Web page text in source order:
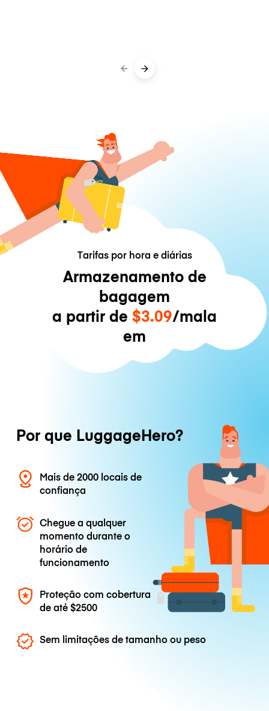
Tarifas por hora e diárias
Armazenamento de
bagagem
a partir de $3.09/mala
em
Por que LuggageHero?
Mais de 2000 locais de
confiança
Chegue a qualquer
momento durante o
horário de
funcionamento
Proteção com cobertura
de até$2500
Sem limitações de tamanho ou peso